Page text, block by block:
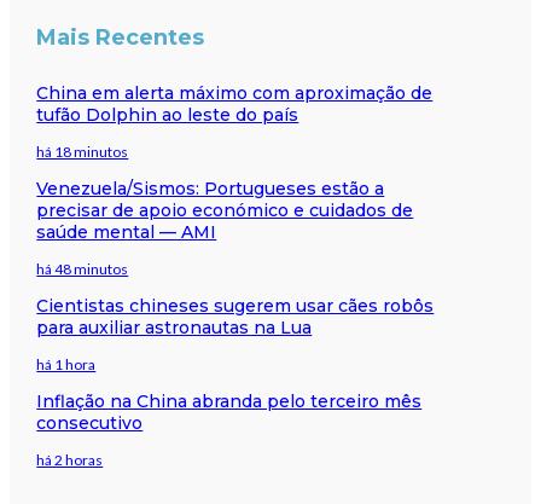
Mais Recentes
China em alerta máximo com aproximação de
tufão Dolphin ao leste do país
há 18 minutos
Venezuela/Sismos: Portugueses estão a
precisar de apoio económico e cuidados de
saúde mental — AMI
há 48 minutos
Cientistas chineses sugerem usar cães robôs
para auxiliar astronautas na Lua
há 1 hora
Inflação na China abranda pelo terceiro mês
consecutivo
há 2 horas